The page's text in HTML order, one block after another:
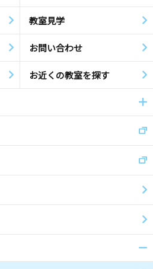
教室見学
お問い合わせ
お近くの教室を探す